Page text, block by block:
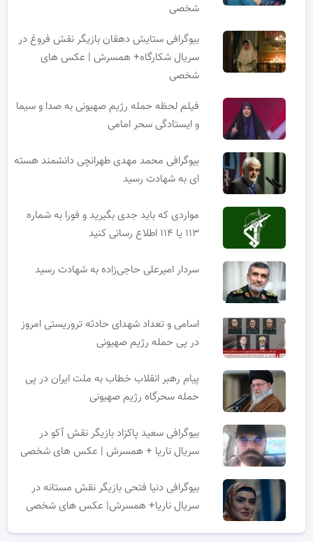
شخصی
بیوگرافی ستایش دهقان بازیگر نقش فروغ در
سریال شکارگاه+ همسرش | عکس های
شخصی
فیلم لحظه حمله رژیم صهیونی به صدا و سیما
و ایستادگی سحر امامی
بیوگرافی محمد مهدی طهرانچی دانشمند هسته
ای به شهادت رسید
مواردی که باید جدی بگیرید و فورا به شماره
۱۱۳ یا ۱۱۴ اطلاع رسانی کنید
سردار امیرعلی حاجی‌زاده به شهادت رسید
اسامی و تعداد شهدای حادثه تروریستی امروز
در پی حمله رژیم صهیونی
پیام رهبر انقلاب خطاب به ملت ایران در پی
حمله سحرگاه رژیم صهیونی
بیوگرافی سعید پاکزاد بازیگر نقش آکو در
سریال ناریا + همسرش | عکس های شخصی
بیوگرافی دنیا فتحی بازیگر نقش مستانه در
سریال ناریا+ همسرش| عکس های شخصی